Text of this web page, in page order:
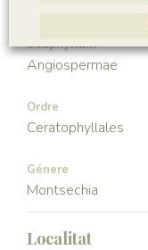
Subphyllum
Angiospermae
Ordre
Ceratophyllales
Génere
Montsechia
Localitat